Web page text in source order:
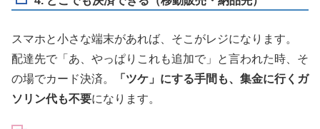
スマホと小さな端末があれば、そこがレジになります。
配達先で「あ、やっぱりこれも追加で」と言われた時、そ
の場でカード決済。
「ツケ」にする手間も、集金に行くガ
ソリン代も不要になります。